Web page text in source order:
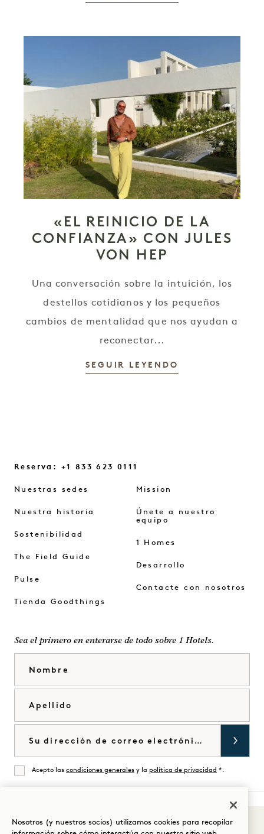
«EL REINICIO DE LA
CONFIANZA» CON JULES
VON HEP
Una conversación sobre la intuición, los
destellos cotidianos y los pequeños
cambios de mentalidad que nos ayudan a
reconectar...
SEGUIR LEYENDO
Sonidos de 1
Reserva: +1 833 623 0111
Nuestras sedes
Nuestra historia
Sostenibilidad
The Field Guide
Pulse
Tienda Goodthings
Mission
Únete a nuestro
equipo
1 Homes
Desarrollo
Contacte con nosotros
Sea el primero en enterarse de todo sobre 1 Hotels.
De acuerdo
Acepto las condiciones generales y la política de privacidad *.
Visita Visita Visite Visite Visita
Nosotros (y nuestros socios) utilizamos cookies para recopilar